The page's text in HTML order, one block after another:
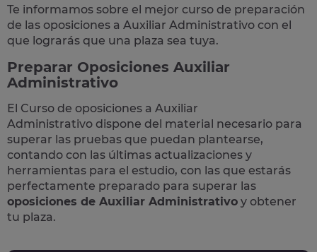
Te informamos sobre el mejor curso de preparación
de las oposiciones a Auxiliar Administrativo con el
que lograrás que una plaza sea tuya.
Preparar Oposiciones Auxiliar
Administrativo
El Curso de oposiciones a Auxiliar
Administrativo dispone del material necesario para
superar las pruebas que puedan plantearse,
contando con las últimas actualizaciones y
herramientas para el estudio, con las que estarás
perfectamente preparado para superar las
oposiciones de Auxiliar Administrativo y obtener
tu plaza.